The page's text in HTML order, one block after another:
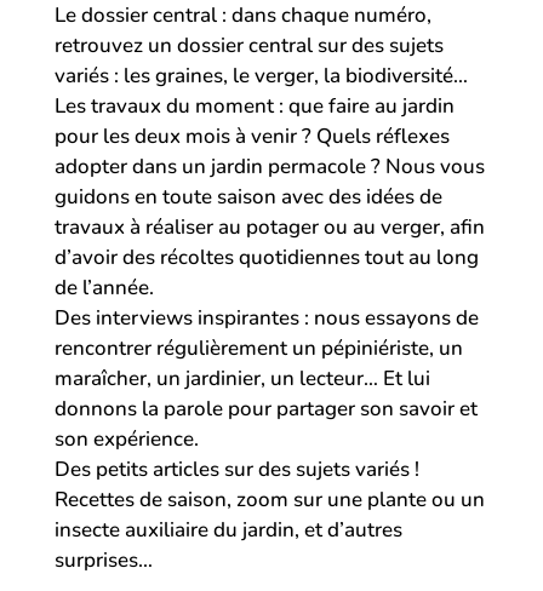
Le dossier central : dans chaque numéro,
retrouvez un dossier central sur des sujets
variés : les graines, le verger, la biodiversité…
Les travaux du moment : que faire au jardin
pour les deux mois à venir ? Quels réflexes
adopter dans un jardin permacole ? Nous vous
guidons en toute saison avec des idées de
travaux à réaliser au potager ou au verger, afin
d’avoir des récoltes quotidiennes tout au long
de l’année.
Des interviews inspirantes : nous essayons de
rencontrer régulièrement un pépiniériste, un
maraîcher, un jardinier, un lecteur… Et lui
donnons la parole pour partager son savoir et
son expérience.
Des petits articles sur des sujets variés !
Recettes de saison, zoom sur une plante ou un
insecte auxiliaire du jardin, et d’autres
surprises…